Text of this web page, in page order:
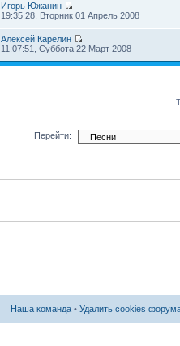
Игорь Южанин
19:35:28, Вторник 01 Апрель 2008
Алексей Карелин
11:07:51, Суббота 22 Март 2008
Перейти:
Наша команда • Удалить cookies